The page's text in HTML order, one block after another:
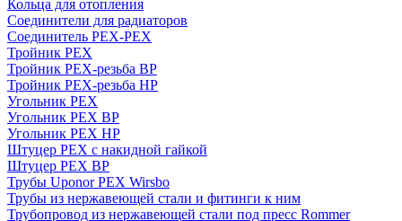
Кольца для отопления
Соединители для радиаторов
Соединитель PEX-PEX
Тройник PEX
Тройник PEX-резьба ВР
Тройник PEX-резьба НР
Угольник PEX
Угольник PEX ВР
Угольник PEX НР
Штуцер PEX c накидной гайкой
Штуцер PEX ВР
Трубы Uponor PEX Wirsbo
Трубы из нержавеющей стали и фитинги к ним
Трубопровод из нержавеющей стали под пресс Rommer